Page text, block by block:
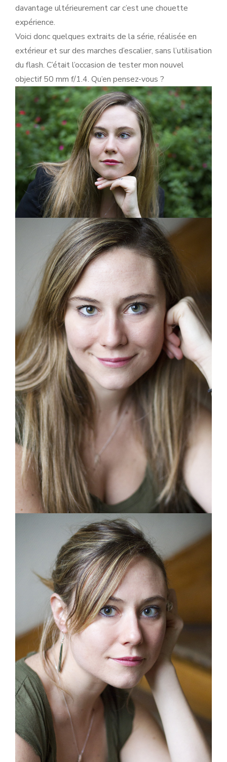
davantage ultérieurement car c’est une chouette
expérience.
Voici donc quelques extraits de la série, réalisée en
extérieur et sur des marches d’escalier, sans l’utilisation
du flash. C’était l’occasion de tester mon nouvel
objectif 50 mm f/1.4. Qu’en pensez-vous ?